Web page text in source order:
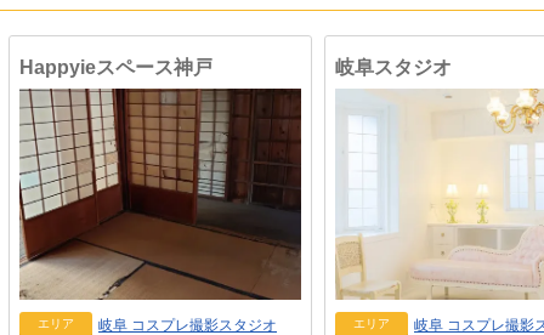
Happyieスペース神戸
エリア 岐阜 コスプレ撮影スタジオ
岐阜スタジオ
エリア 岐阜 コスプレ撮影